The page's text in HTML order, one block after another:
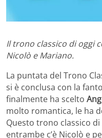
Il trono classico di oggi
Nicolò e Mariano.
La puntata del Trono
si è conclusa con la
finalmente ha scelto
molto romantica, le ha
Questo trono classico
entrambe c’è Nicolò e